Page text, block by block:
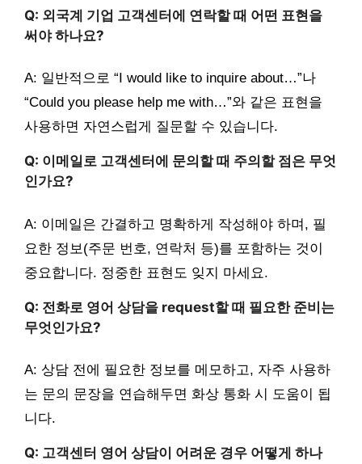
Q: 외국계 기업 고객센터에 연락할 때 어떤 표현을
써야 하나요?
A: 일반적으로 “I would like to inquire about…”나
“Could you please help me with…”와 같은 표현을
사용하면 자연스럽게 질문할 수 있습니다.
Q: 이메일로 고객센터에 문의할 때 주의할 점은 무엇
인가요?
A: 이메일은 간결하고 명확하게 작성해야 하며, 필
요한 정보(주문 번호, 연락처 등)를 포함하는 것이
중요합니다. 정중한 표현도 잊지 마세요.
Q: 전화로 영어 상담을 request할 때 필요한 준비는
무엇인가요?
A: 상담 전에 필요한 정보를 메모하고, 자주 사용하
는 문의 문장을 연습해두면 화상 통화 시 도움이 됩
니다.
Q: 고객센터 영어 상담이 어려운 경우 어떻게 하나